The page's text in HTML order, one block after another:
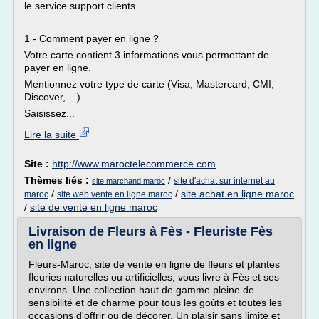
le service support clients.
1 - Comment payer en ligne ?
Votre carte contient 3 informations vous permettant de
payer en ligne.
Mentionnez votre type de carte (Visa, Mastercard, CMI,
Discover, ...)
Saisissez...
Lire la suite
Site : http://www.maroctelecommerce.com
Thèmes liés : site marchand maroc / site d'achat sur internet au
maroc / site web vente en ligne maroc / site achat en ligne maroc
/ site de vente en ligne maroc
Livraison de Fleurs à Fès - Fleuriste Fès
en ligne
Fleurs-Maroc, site de vente en ligne de fleurs et plantes
fleuries naturelles ou artificielles, vous livre à Fès et ses
environs. Une collection haut de gamme pleine de
sensibilité et de charme pour tous les goûts et toutes les
occasions d'offrir ou de décorer. Un plaisir sans limite et